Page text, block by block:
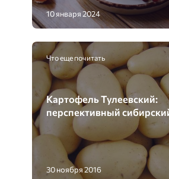
10 января 2024
Что еще почитать
Картофель Тулеевский:
перспективный
30 ноября 2016